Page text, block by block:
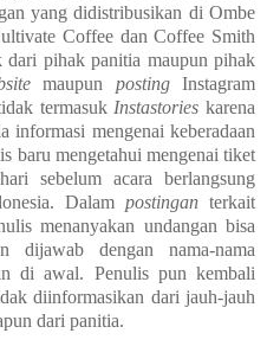
yang didistribusikan di Ombe
Coffee dan Coffee Smith
dari pihak panitia maupun pihak
maupun postingInstagram
termasuk Instastorieskarena
informasi mengenai keberadaan
baru mengetahui mengenai tiket
sebelum acara berlangsung
Dalam postingan terkait
menanyakan undangan bisa
dijawab dengan nama-nama
di awal. Penulis pun kembali
diinformasikan dari jauh-jauh
dari panitia.